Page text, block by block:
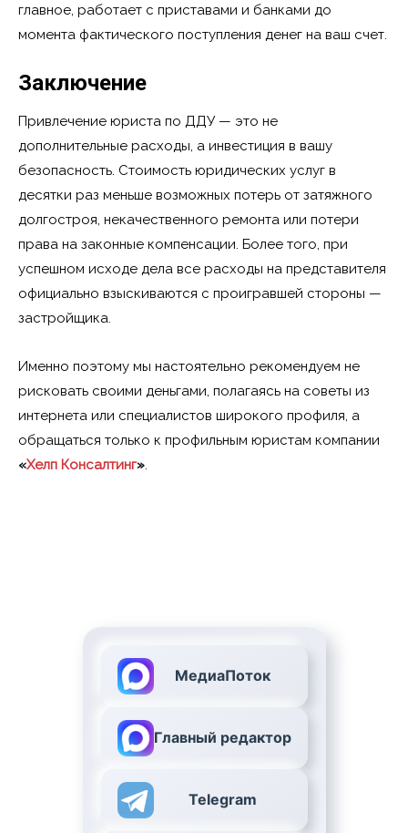
главное, работает с приставами и банками до
момента фактического поступления денег на ваш счет.
Заключение
Привлечение юриста по ДДУ — это не
дополнительные расходы, а инвестиция в вашу
безопасность. Стоимость юридических услуг в
десятки раз меньше возможных потерь от затяжного
долгостроя, некачественного ремонта или потери
права на законные компенсации. Более того, при
успешном исходе дела все расходы на представителя
официально взыскиваются с проигравшей стороны —
застройщика.
Именно поэтому мы настоятельно рекомендуем не
рисковать своими деньгами, полагаясь на советы из
интернета или специалистов широкого профиля, а
обращаться только к профильным юристам компании
«Хелп Консалтинг».
МедиаПоток
Главный редактор
Telegram